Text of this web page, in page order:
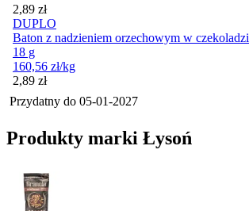
Cena
2,89 zł
DUPLO
Baton z nadzieniem orzechowym w
18 g
160,56 zł/kg
Cena
2,89 zł
Przydatny do 05-01-2027
Produkty marki Łysoń